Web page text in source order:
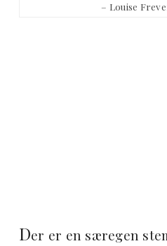
– Louise
Der er en særegen